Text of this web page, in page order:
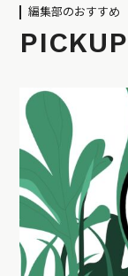
編集部のおすすめ
PICKUP